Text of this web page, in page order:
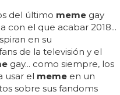
del último meme gay
con el que acabar 2018...
en su
de la televisión y el
gay... como siempre, los
usar el meme en un
sobre sus fandoms